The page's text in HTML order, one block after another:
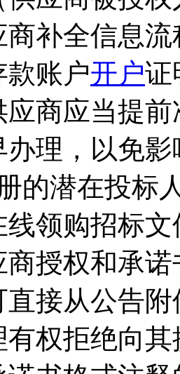
商补全信息
款账户开户证
商应当提
办理，以免
的潜在投
领购招标
授权和承
接从公告
有权拒绝向